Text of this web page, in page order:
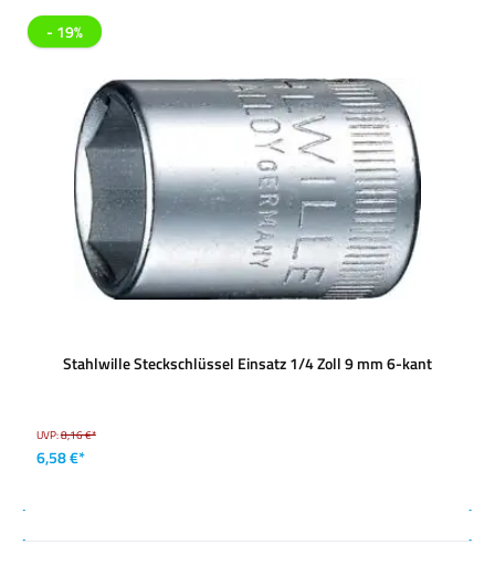
- 19%
Stahlwille Steckschlüssel Einsatz 1/4 Zoll 9 mm 6-kant
UVP:8,16 €*
6,58 €*